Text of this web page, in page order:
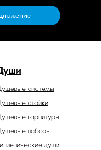
гарнитуры
системы
души
наборы
стойки